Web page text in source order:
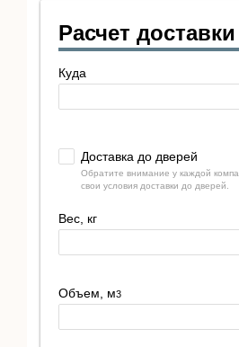
Расчет доставки
Куда
Доставка до дверей
Обратите внимание у каждой
свои условия доставки до дверей.
Вес, кг
Объем, м3